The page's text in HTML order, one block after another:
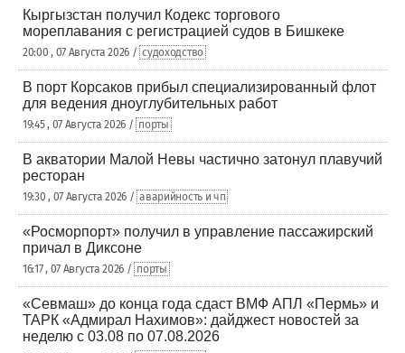
Кыргызстан получил Кодекс торгового
мореплавания с регистрацией судов в Бишкеке
20:00 , 07 Августа 2026 / судоходство
В порт Корсаков прибыл специализированный флот
для ведения дноуглубительных работ
19:45 , 07 Августа 2026 / порты
В акватории Малой Невы частично затонул плавучий
ресторан
19:30 , 07 Августа 2026 / аварийность и чп
«Росморпорт» получил в управление пассажирский
причал в Диксоне
16:17 , 07 Августа 2026 / порты
«Севмаш» до конца года сдаст ВМФ АПЛ «Пермь» и
ТАРК «Адмирал Нахимов»: дайджест новостей за
неделю с 03.08 по 07.08.2026